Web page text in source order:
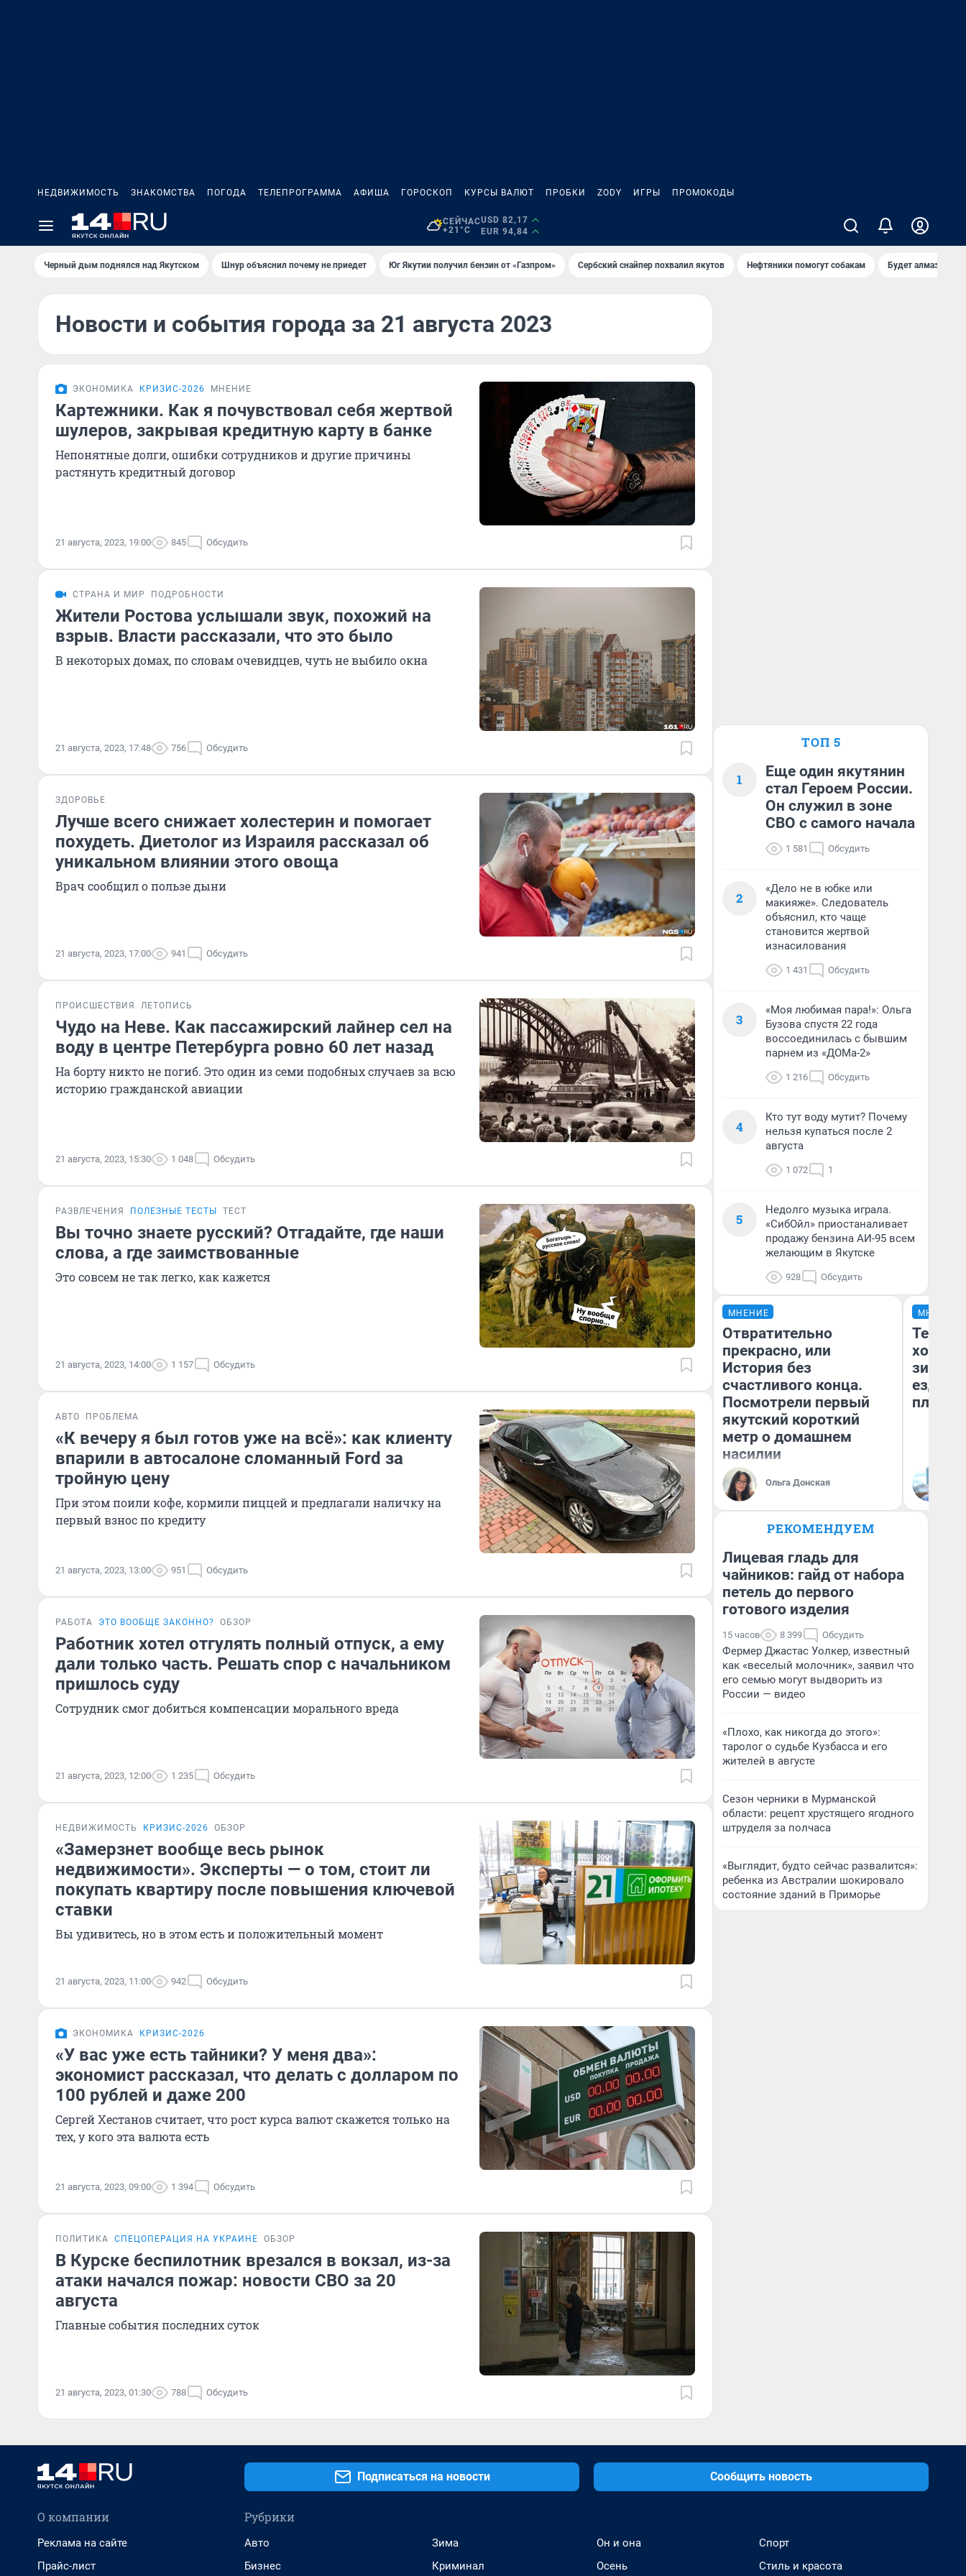
НЕДВИЖИМОСТЬ ЗНАКОМСТВА ПОГОДА ТЕЛЕПРОГРАММА АФИША ГОРОСКОП КУРСЫ ВАЛЮТ ПРОБКИ ZODY ИГРЫ ПРОМОКОДЫ
СЕЙЧАС
+21°C
USD 82,17
EUR 94,84
Черный дым поднялся над Якутском Шнур объяснил почему не приедет Юг Якутии получил бензин от «Газпром» Сербский снайпер похвалил якутов Нефтяники помогут собакам Будет алмазный
Новости и события города за 21 августа 2023
ЭКОНОМИКА КРИЗИС-2026 МНЕНИЕ
Картежники. Как я почувствовал себя жертвой
шулеров, закрывая кредитную карту в банке
Непонятные долги, ошибки сотрудников и другие причины
растянуть кредитный договор
21 августа, 2023, 19:00 845 Обсудить
СТРАНА И МИР ПОДРОБНОСТИ
Жители Ростова услышали звук, похожий на
взрыв. Власти рассказали, что это было
В некоторых домах, по словам очевидцев, чуть не выбило окна
21 августа, 2023, 17:48 756 Обсудить
ЗДОРОВЬЕ
Лучше всего снижает холестерин и помогает
похудеть. Диетолог из Израиля рассказал об
уникальном влиянии этого овоща
Врач сообщил о пользе дыни
21 августа, 2023, 17:00 941 Обсудить
ПРОИСШЕСТВИЯ ЛЕТОПИСЬ
Чудо на Неве. Как пассажирский лайнер сел на
воду в центре Петербурга ровно 60 лет назад
На борту никто не погиб. Это один из семи подобных случаев за всю
историю гражданской авиации
21 августа, 2023, 15:30 1 048 Обсудить
РАЗВЛЕЧЕНИЯ ПОЛЕЗНЫЕ ТЕСТЫ ТЕСТ
Вы точно знаете русский? Отгадайте, где наши
слова, а где заимствованные
Это совсем не так легко, как кажется
21 августа, 2023, 14:00 1 157 Обсудить
АВТО ПРОБЛЕМА
«К вечеру я был готов уже на всё»: как клиенту
впарили в автосалоне сломанный Ford за
тройную цену
При этом поили кофе, кормили пиццей и предлагали наличку на
первый взнос по кредиту
21 августа, 2023, 13:00 951 Обсудить
РАБОТА ЭТО ВООБЩЕ ЗАКОННО? ОБЗОР
Работник хотел отгулять полный отпуск, а ему
дали только часть. Решать спор с начальником
пришлось суду
Сотрудник смог добиться компенсации морального вреда
21 августа, 2023, 12:00 1 235 Обсудить
НЕДВИЖИМОСТЬ КРИЗИС-2026 ОБЗОР
«Замерзнет вообще весь рынок
недвижимости». Эксперты — о том, стоит ли
покупать квартиру после повышения ключевой
ставки
Вы удивитесь, но в этом есть и положительный момент
21 августа, 2023, 11:00 942 Обсудить
ЭКОНОМИКА КРИЗИС-2026
«У вас уже есть тайники? У меня два»:
экономист рассказал, что делать с долларом по
100 рублей и даже 200
Сергей Хестанов считает, что рост курса валют скажется только на
тех, у кого эта валюта есть
21 августа, 2023, 09:00 1 394 Обсудить
ПОЛИТИКА СПЕЦОПЕРАЦИЯ НА УКРАИНЕ ОБЗОР
В Курске беспилотник врезался в вокзал, из-за
атаки начался пожар: новости СВО за 20
августа
Главные события последних суток
21 августа, 2023, 01:30 788 Обсудить
ТОП 5
1
Еще один якутянин
стал Героем России.
Он служил в зоне
СВО с самого начала
1 581 Обсудить
2
«Дело не в юбке или
макияже». Следователь
объяснил, кто чаще
становится жертвой
изнасилования
1 431 Обсудить
3
«Моя любимая пара!»: Ольга
Бузова спустя 22 года
воссоединилась с бывшим
парнем из «ДОМа-2»
1 216 Обсудить
4
Кто тут воду мутит? Почему
нельзя купаться после 2
августа
1 072 1
5
Недолго музыка играла.
«СибОйл» приостаналивает
продажу бензина АИ-95 всем
желающим в Якутске
928 Обсудить
МНЕНИЕ
Отвратительно
прекрасно, или
История без
счастливого конца.
Посмотрели первый
якутский короткий
метр о домашнем
насилии
Ольга Донская
МНЕНИЕ
Тепло
зимой.
ездит
плюсы
РЕКОМЕНДУЕМ
Лицевая гладь для
чайников: гайд от набора
петель до первого
готового изделия
15 часов 8 399 Обсудить
Фермер Джастас Уолкер, известный
как «веселый молочник», заявил что
его семью могут выдворить из
России — видео
«Плохо, как никогда до этого»:
таролог о судьбе Кузбасса и его
жителей в августе
Сезон черники в Мурманской
области: рецепт хрустящего ягодного
штруделя за полчаса
«Выглядит, будто сейчас развалится»:
ребенка из Австралии шокировало
состояние зданий в Приморье
Подписаться на новости Сообщить новость
О компании
Реклама на сайте
Прайс-лист
Рубрики
Авто
Бизнес
Зима
Криминал
Он и она
Осень
Спорт
Стиль и красота